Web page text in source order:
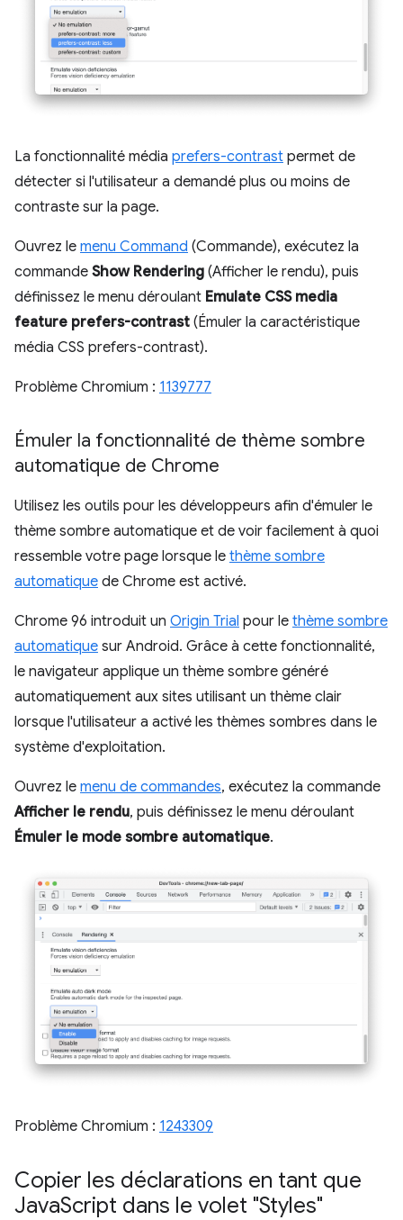
La fonctionnalité média prefers-contrast permet de
détecter si l'utilisateur a demandé plus ou moins de
contraste sur la page.
Ouvrez le menu Command (Commande), exécutez la
commande Show Rendering (Afficher le rendu), puis
définissez le menu déroulant Emulate CSS media
feature prefers-contrast (Émuler la caractéristique
média CSS prefers-contrast).
Problème Chromium : 1139777
Émuler la fonctionnalité de thème sombre
automatique de Chrome
Utilisez les outils pour les développeurs afin d'émuler le
thème sombre automatique et de voir facilement à quoi
ressemble votre page lorsque le thème sombre
automatique de Chrome est activé.
Chrome 96 introduit un Origin Trial pour le thème sombre
automatique sur Android. Grâce à cette fonctionnalité,
le navigateur applique un thème sombre généré
automatiquement aux sites utilisant un thème clair
lorsque l'utilisateur a activé les thèmes sombres dans le
système d'exploitation.
Ouvrez le menu de commandes, exécutez la commande
Afficher le rendu, puis définissez le menu déroulant
Émuler le mode sombre automatique.
Problème Chromium : 1243309
Copier les déclarations en tant que
JavaScript dans le volet "Styles"